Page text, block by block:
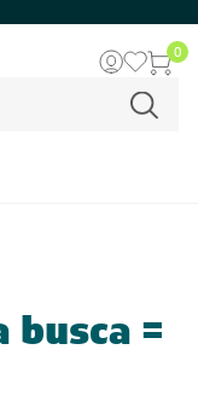
0
busca =